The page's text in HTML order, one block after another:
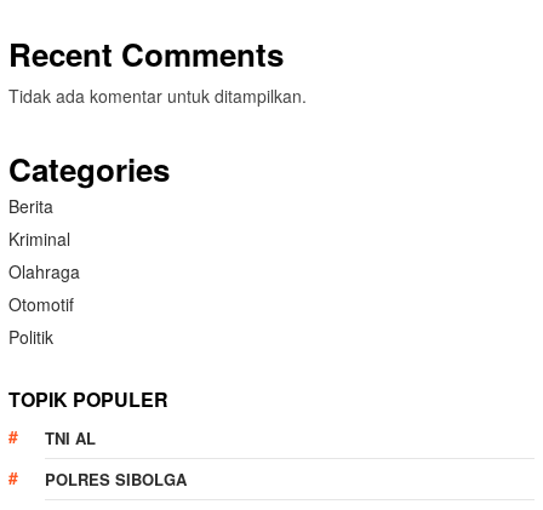
Recent Comments
Tidak ada komentar untuk ditampilkan.
Categories
Berita
Kriminal
Olahraga
Otomotif
Politik
TOPIK POPULER
TNI AL
POLRES SIBOLGA